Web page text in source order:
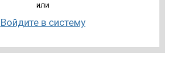
или
Войдите в систему